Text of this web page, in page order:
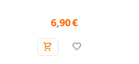
6,90€